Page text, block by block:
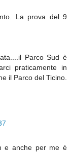
La prova del 9
Parco Sud è
praticamente in
il Parco del Ticino.
e anche per me è